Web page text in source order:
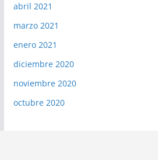
abril 2021
marzo 2021
enero 2021
diciembre 2020
noviembre 2020
octubre 2020